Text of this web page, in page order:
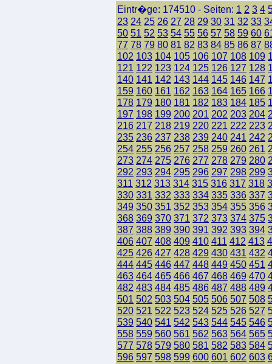
Eintr�ge: 174510 - Seiten: 1 2 3 4
23 24 25 26 27 28 29 30 31 32 33
50 51 52 53 54 55 56 57 58 59 60
77 78 79 80 81 82 83 84 85 86 87
102 103 104 105 106 107 108 109
121 122 123 124 125 126 127 128
140 141 142 143 144 145 146 147
159 160 161 162 163 164 165 166
178 179 180 181 182 183 184 185
197 198 199 200 201 202 203 204
216 217 218 219 220 221 222 223
235 236 237 238 239 240 241 242
254 255 256 257 258 259 260 261
273 274 275 276 277 278 279 280
292 293 294 295 296 297 298 299
311 312 313 314 315 316 317 318
330 331 332 333 334 335 336 337
349 350 351 352 353 354 355 356
368 369 370 371 372 373 374 375
387 388 389 390 391 392 393 394
406 407 408 409 410 411 412 413
425 426 427 428 429 430 431 432
444 445 446 447 448 449 450 451
463 464 465 466 467 468 469 470
482 483 484 485 486 487 488 489
501 502 503 504 505 506 507 508
520 521 522 523 524 525 526 527
539 540 541 542 543 544 545 546
558 559 560 561 562 563 564 565
577 578 579 580 581 582 583 584
596 597 598 599 600 601 602 603